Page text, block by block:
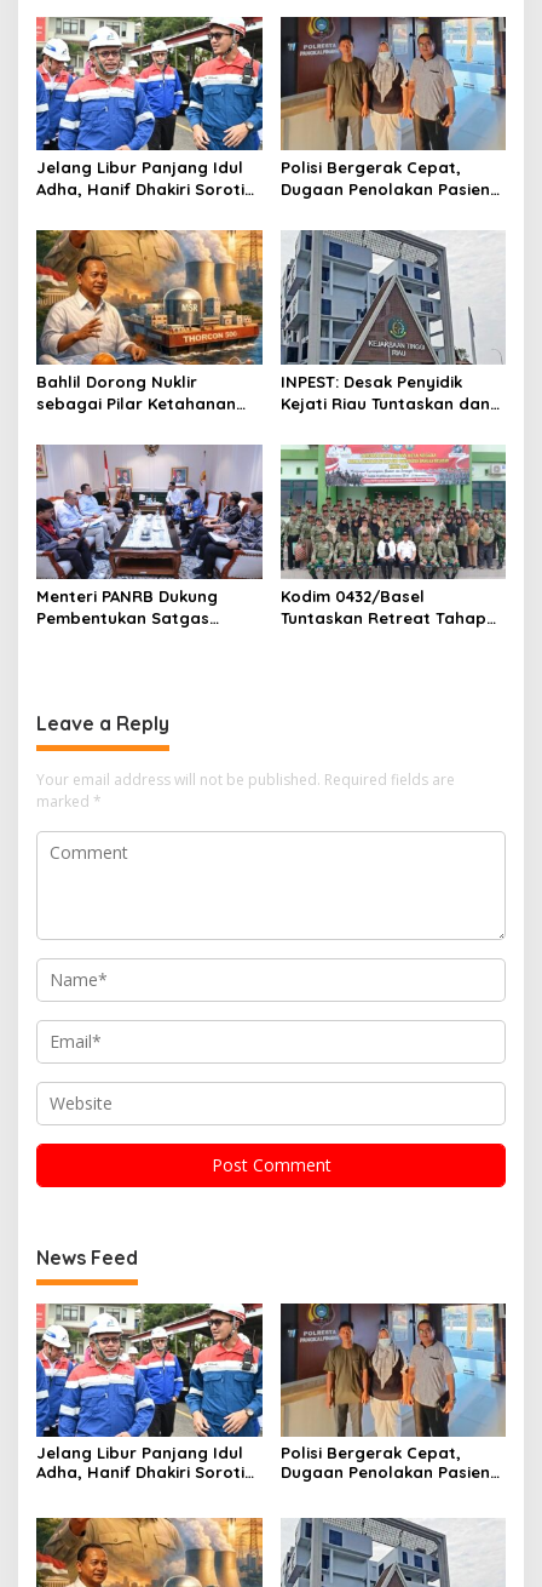
v
i
g
a
t
i
o
n
Jelang Libur Panjang Idul
Adha, Hanif Dhakiri Soroti
BBM Bersubsidi
Polisi Bergerak Cepat,
Dugaan Penolakan Pasien
Diusut Serius
Bahlil Dorong Nuklir
sebagai Pilar Ketahanan
INPEST: Desak Penyidik
Kejati Riau Tuntaskan dan
SPRH Rohil
Menteri PANRB Dukung
Pembentukan Satgas
Kodim 0432/Basel
Tuntaskan Retreat Tahap
Leave a Reply
Your email address will not be published. Required fields are
marked *
News Feed
Jelang Libur Panjang Idul
Adha, Hanif Dhakiri Soroti
Polisi Bergerak Cepat,
Dugaan Penolakan Pasien